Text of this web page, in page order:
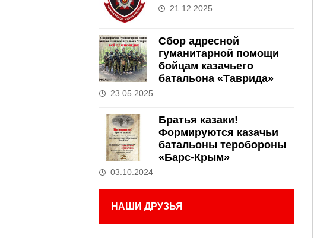
21.12.2025
Сбор адресной
гуманитарной помощи
бойцам казачьего
батальона «Таврида»
23.05.2025
Братья казаки!
Формируются казачьи
батальоны теробороны
«Барс-Крым»
03.10.2024
НАШИ ДРУЗЬЯ